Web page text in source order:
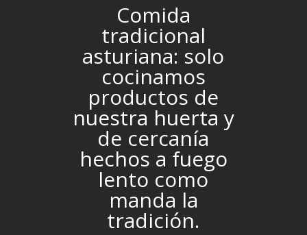
Comida
tradicional
asturiana: solo
cocinamos
productos de
nuestra huerta y
de cercanía
hechos a fuego
lento como
manda la
tradición.